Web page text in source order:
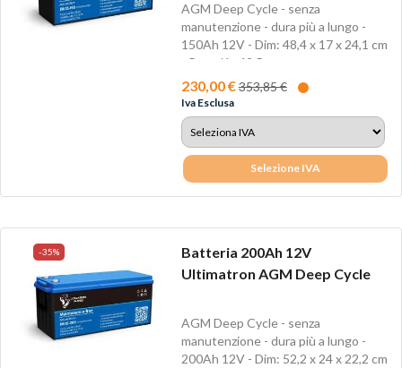
AGM Deep Cycle - senza
manutenzione - dura più a lungo -
150Ah 12V - Dim: 48,4 x 17 x 24,1 cm
- Peso Kg 42,5
230,00 €353,85 €
Iva Esclusa
Selezione IVA
-35%
Batteria 200Ah 12V
Ultimatron AGM Deep Cycle
AGM Deep Cycle - senza
manutenzione - dura più a lungo -
200Ah 12V - Dim: 52,2 x 24 x 22,2 cm